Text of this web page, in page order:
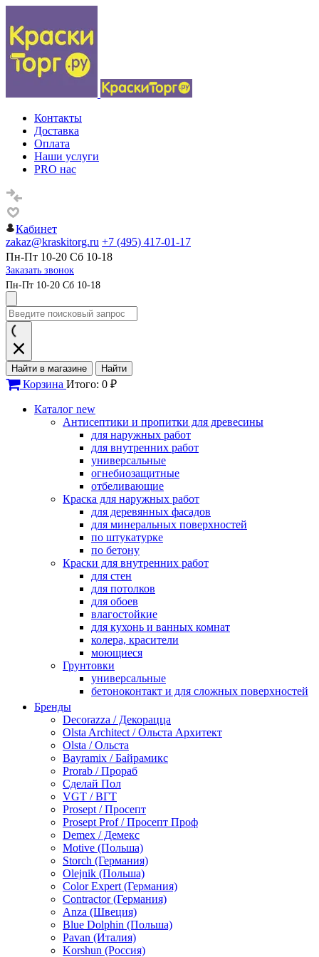
Контакты
Доставка
Оплата
Наши услуги
PRO нас
Кабинет
zakaz@kraskitorg.ru +7 (495) 417-01-17
Пн-Пт 10-20 Сб 10-18
Заказать звонок
Пн-Пт 10-20 Сб 10-18
Найти в магазине Найти
Корзина Итого: 0 ₽
Каталог new
Антисептики и пропитки для древесины
для наружных работ
для внутренних работ
универсальные
огнебиозащитные
отбеливающие
Краска для наружных работ
для деревянных фасадов
для минеральных поверхностей
по штукатурке
по бетону
Краски для внутренних работ
для стен
для потолков
для обоев
влагостойкие
для кухонь и ванных комнат
колера, красители
моющиеся
Грунтовки
универсальные
бетоноконтакт и для сложных поверхностей
по металлу
антикорозийные
под декоративные штукатурки
для гипсокартона
под штукатурку
Герметик
акриловые
силиконовые универсальные, нейтральные
силиконовые санитарные (антигрибковые)
шовные для срубов
для кровли
для каминов
полиуретановые
Декоративные штукатурки и краски
краски для декора, патина
мокрый шелк
венецианские (эффект мрамора)
песок (эффект песчаных вихрей)
декоративная шпаклевка
Бренды
Decorazza / Декорацца
Olsta Architect / Ольста Архитект
Olsta / Ольста
Bayramix / Байрамикс
Prorab / Прораб
Сделай Пол
VGT / ВГТ
Prosept / Просепт
Prosept Prof / Просепт Проф
Demex / Демекс
Motive (Польша)
Storch (Германия)
Olejnik (Польша)
Color Expert (Германия)
Contractor (Германия)
Anza (Швеция)
Blue Dolphin (Польша)
Pavan (Италия)
Korshun (Россия)